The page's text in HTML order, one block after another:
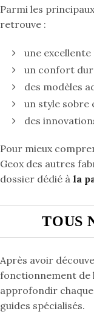
Parmi les
retrouve :
une
un confort
des modèles
un style sobre
des
Pour mieux
Geox des autres
dossier dédié à la
TOUS
Après avoir
fonctionnement de
approfondir chaque
guides spécialisés.